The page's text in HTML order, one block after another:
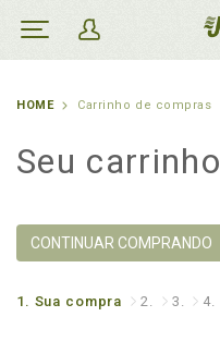
HOME Carrinho de compras
Seu carrinho
CONTINUAR COMPRANDO
1. Sua compra 2. 3. 4.